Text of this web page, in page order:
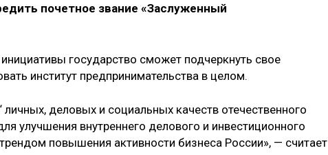
почетное звание «Заслуженный
государство сможет подчеркнуть свое
институт предпринимательства в целом.
личных, деловых и социальных качеств отечественного
улучшения внутреннего делового и инвестиционного
повышения активности бизнеса России», — считает